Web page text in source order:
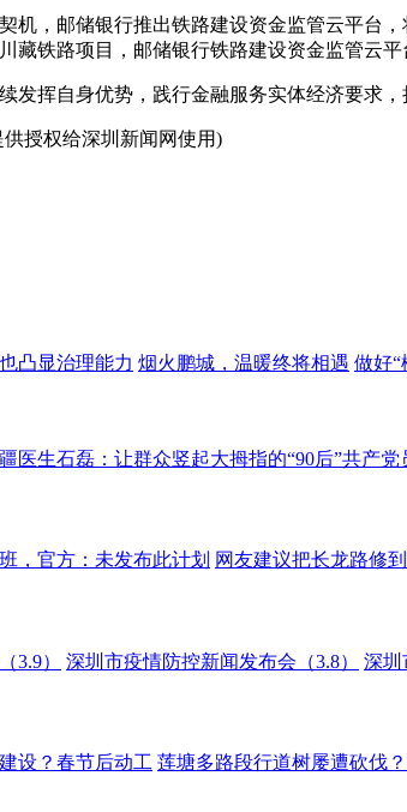
机，邮储银行推出铁路建设资金监管云平台
藏铁路项目，邮储银行铁路建设资金监管云
发挥自身优势，践行金融服务实体经济要求
授权给深圳新闻网使用)
凸显治理能力 烟火鹏城，温暖终将相遇 做好“
医生石磊：让群众竖起大拇指的“90后”共产党
，官方：未发布此计划 网友建议把长龙路修
3.9） 深圳市疫情防控新闻发布会（3.8） 深圳
设？春节后动工 莲塘多路段行道树屡遭砍伐